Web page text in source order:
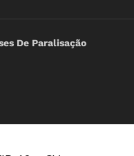
De Paralisação